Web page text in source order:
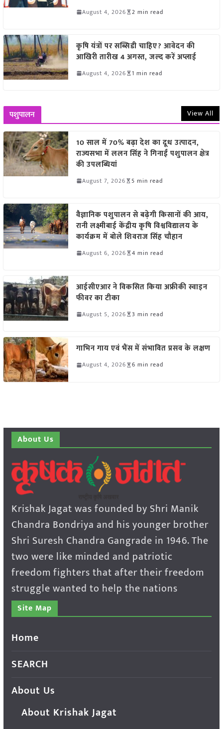
August 4, 2026 2 min read
कृषि यंत्रों पर सब्सिडी चाहिए? आवेदन की
आखिरी तारीख 4 अगस्त, जल्द करें अप्लाई
August 4, 2026 1 min read
पशुपालन View All
10 साल में 70% बढ़ा देश का दूध उत्पादन,
राज्यसभा में ललन सिंह ने गिनाईं पशुपालन क्षेत्र
की उपलब्धियां
August 7, 2026 5 min read
वैज्ञानिक पशुपालन से बढ़ेगी किसानों की आय,
रानी लक्ष्मीबाई केंद्रीय कृषि विश्वविद्यालय के
कार्यक्रम में बोले शिवराज सिंह चौहान
August 6, 2026 4 min read
आईसीएआर ने विकसित किया अफ्रीकी स्वाइन
फीवर का टीका
August 5, 2026 3 min read
गाभिन गाय एवं भैंस में संभावित प्रसव के लक्षण
August 4, 2026 6 min read
About Us
Krishak Jagat was founded by Shri Manik
Chandra Bondriya and his younger brother
Shri Suresh Chandra Gangrade in 1946. The
two were like minded and patriotic
freedom fighters that after their freedom
struggle wanted to help the nations
Site Map
Home
SEARCH
About Us
About Krishak Jagat